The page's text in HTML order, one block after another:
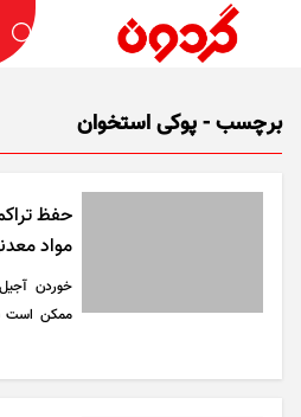
برچسب - پوکی استخوان
حفظ
مواد
خوردن
ممکن است
کند. مانند